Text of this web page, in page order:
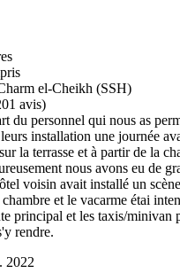
el-Cheikh (SSH)
avis)
du personnel qui nous as
installation une journée
la terrasse et à partir de la
nous avons eu de
voisin avait installé un
et le vacarme étai
principal et les taxis/minivan
rendre.
2022